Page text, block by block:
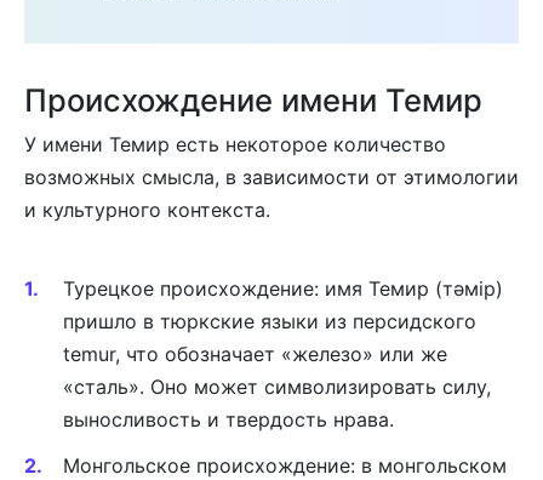
Происхождение имени Темир
У имени Темир есть некоторое количество
возможных смысла, в зависимости от этимологии
и культурного контекста.
Турецкое происхождение: имя Темир (тәмір)
пришло в тюркские языки из персидского
temur, что обозначает «железо» или же
«сталь». Оно может символизировать силу,
выносливость и твердость нрава.
Монгольское происхождение: в монгольском